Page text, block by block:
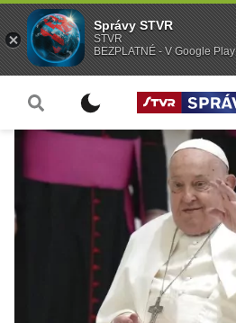
Správy STVR
STVR
BEZPLATNÉ - V Google Play